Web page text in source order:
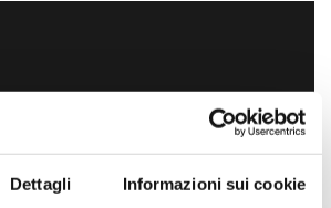
Dettagli Informazioni sui cookie